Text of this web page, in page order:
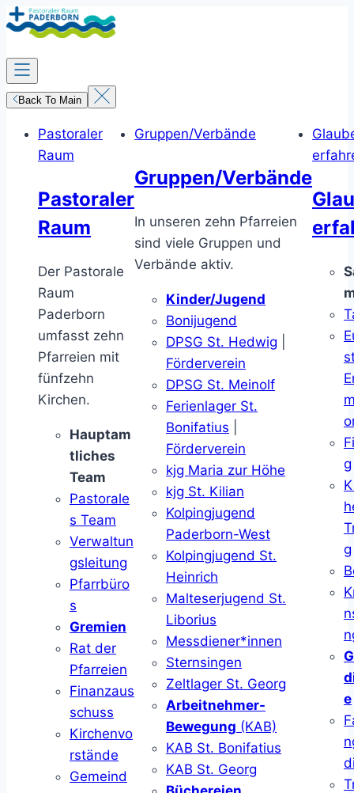
Zum
Inhalt
springen
Back To Main
Pastoraler
Raum
Pastoraler
Raum
Der Pastorale
Raum
Paderborn
umfasst zehn
Pfarreien mit
fünfzehn
Kirchen.
Hauptam
tliches
Team
Pastorale
s Team
Verwaltun
gsleitung
Pfarrbüro
s
Gremien
Rat der
Pfarreien
Finanzaus
schuss
Kirchenvo
rstände
Gemeind
Gruppen/Verbände
Gruppen/Verbände
In unseren zehn Pfarreien
sind viele Gruppen und
Verbände aktiv.
Kinder/Jugend
Bonijugend
DPSG St. Hedwig
Förderverein
DPSG St. Meinolf
Ferienlager St.
Bonifatius
Förderverein
kjg Maria zur Höhe
kjg St. Kilian
Kolpingjugend
Paderborn-West
Kolpingjugend St.
Heinrich
Malteserjugend St.
Liborius
Messdiener*innen
Sternsingen
Zeltlager St. Georg
Arbeitnehmer-
Bewegung (KAB)
KAB St. Bonifatius
KAB St. Georg
g
g
e